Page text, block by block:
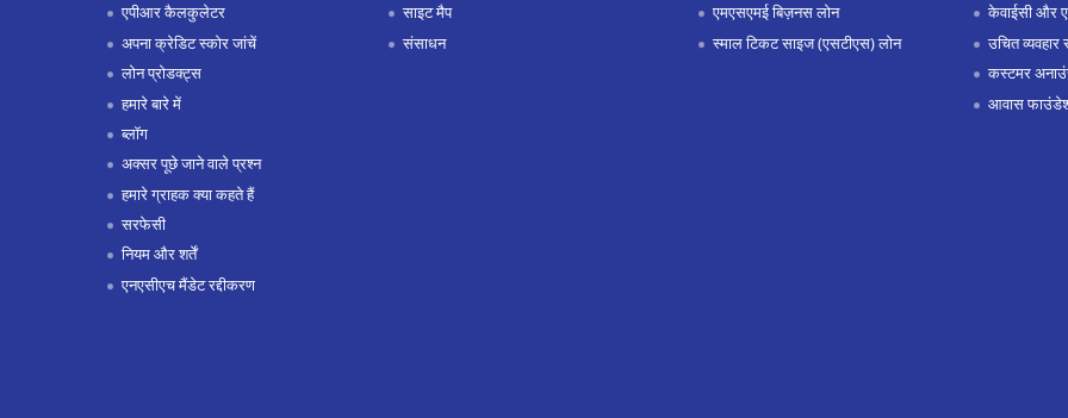
एपीआर कैलकुलेटर
अपना क्रेडिट स्कोर जांचें
लोन प्रोडक्ट्स
हमारे बारे में
ब्लॉग
अक्सर पूछे जाने वाले प्रश्न
हमारे ग्राहक क्या कहते हैं
सरफेसी
नियम और शर्तें
एनएसीएच मैंडेट रद्दीकरण
साइट मैप
संसाधन
एमएसएमई बिज़नस लोन
स्माल टिकट साइज (एसटीएस) लोन
केवाईसी और
उचित व्यवहार
कस्टमर
आवास